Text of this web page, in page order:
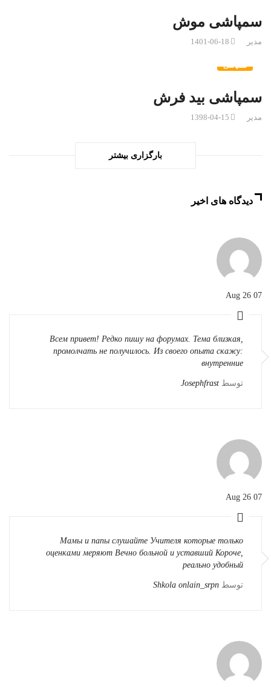
سمپاشی موش
مدیر 1401-06-18
سمپاشی
سمپاشی بید فرش
مدیر 1398-04-15
بارگزاری بیشتر
دیدگاه های اخیر
07 Aug 26
Всем привет! Редко пишу на форумах. Тема близкая,
промолчать не получилось. Из своего опыта скажу:
внутренние
توسط Josephfrast
07 Aug 26
Мамы и папы слушайте Учителя которые только
оценками меряют Вечно больной и уставший Короче,
реально удобный
توسط Shkola onlain_srpn